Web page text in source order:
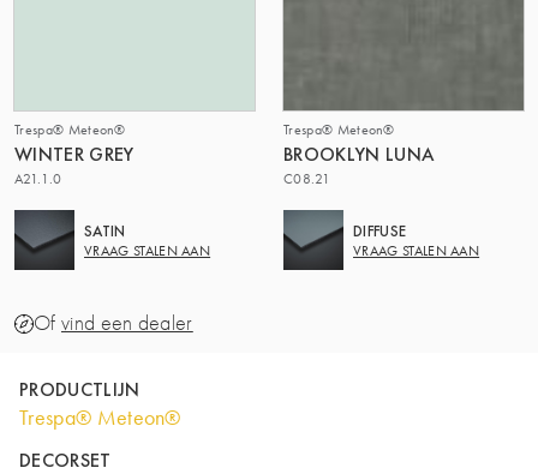
Trespa® Meteon®
WINTER GREY
A21.1.0
SATIN
VRAAG STALEN AAN
Trespa® Meteon®
BROOKLYN LUNA
C08.21
DIFFUSE
VRAAG STALEN AAN
Of vind een dealer
PRODUCTLIJN
Trespa® Meteon®
DECORSET